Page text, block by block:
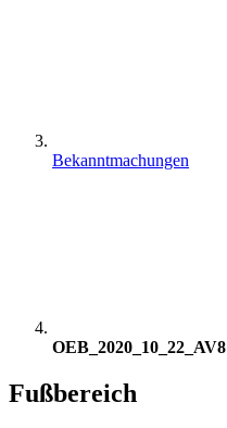
Bekanntmachungen
OEB_2020_10_22_AV8
Fußbereich